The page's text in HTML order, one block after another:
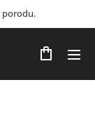
porodu.